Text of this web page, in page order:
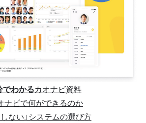
でわかるカオナビ資料
ナビで何ができるのか
しない」システムの選び方